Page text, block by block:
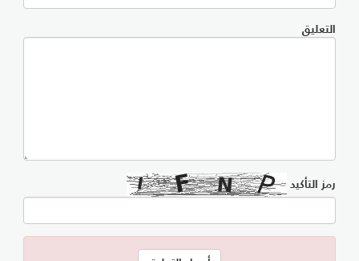
التعليق
رمز التأكيد